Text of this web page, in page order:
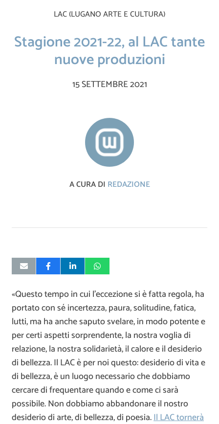
LAC (LUGANO ARTE E CULTURA)
Stagione 2021-22, al LAC tante
nuove produzioni
15 SETTEMBRE 2021
A CURA DI REDAZIONE
«Questo tempo in cui l’eccezione si è fatta regola, ha
portato con sé incertezza, paura, solitudine, fatica,
lutti, ma ha anche saputo svelare, in modo potente e
per certi aspetti sorprendente, la nostra voglia di
relazione, la nostra solidarietà, il calore e il desiderio
di bellezza. Il LAC è per noi questo: desiderio di vita e
di bellezza, è un luogo necessario che dobbiamo
cercare di frequentare quando e come ci sarà
possibile. Non dobbiamo abbandonare il nostro
desiderio di arte, di bellezza, di poesia.Il LAC tornerà